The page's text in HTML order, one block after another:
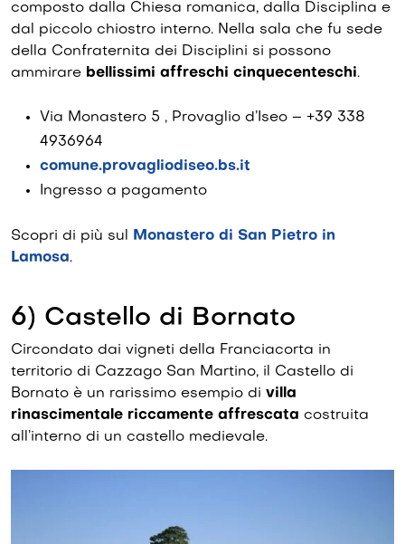
composto dalla Chiesa romanica, dalla Disciplina e
dal piccolo chiostro interno. Nella sala che fu sede
della Confraternita dei Disciplini si possono
ammirare bellissimi affreschi cinquecenteschi.
Via Monastero 5 , Provaglio d’Iseo – +39 338
4936964
comune.provagliodiseo.bs.it
Ingresso a pagamento
Scopri di più sul Monastero di San Pietro in
Lamosa.
6) Castello di Bornato
Circondato dai vigneti della Franciacorta in
territorio di Cazzago San Martino, il Castello di
Bornato è un rarissimo esempio di villa
rinascimentale riccamente affrescata costruita
all’interno di un castello medievale.